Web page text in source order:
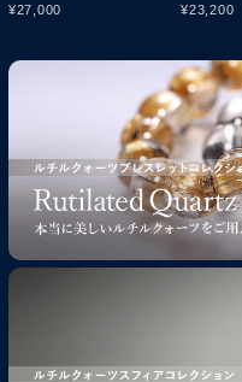
¥27,000 ¥23,200